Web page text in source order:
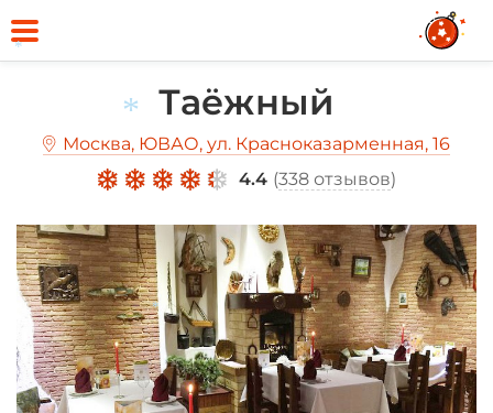
Таёжный
Москва, ЮВАО, ул. Красноказарменная, 16
4.4 (338 отзывов)
*
*